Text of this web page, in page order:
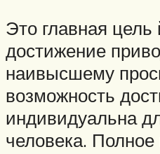
Это главная цель
достижение
наивысшему
возможность
индивидуальна
человека.